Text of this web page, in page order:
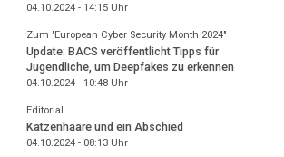
04.10.2024 - 14:15Uhr
Zum "European Cyber Security Month 2024"
Update: BACS veröffentlicht Tipps für
Jugendliche, um Deepfakes zu erkennen
04.10.2024 - 10:48Uhr
Editorial
Katzenhaare und ein Abschied
04.10.2024 - 08:13Uhr